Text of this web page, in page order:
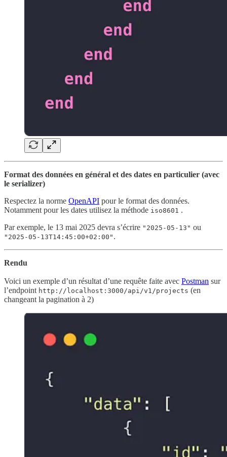
Format des données en général et des dates en particulier (avec
le serializer)
Respectez la norme OpenAPI pour le format des données.
Notamment pour les dates utilisez la méthode iso8601 .
Par exemple, le 13 mai 2025 devra s’écrire "2025-05-13" ou
"2025-05-13T14:45:00+02:00" .
Rendu
Voici un exemple d’un résultat d’une requête faite avec Postman sur
l’endpoint http://localhost:3000/api/v1/projects (en
changeant la pagination à 2)